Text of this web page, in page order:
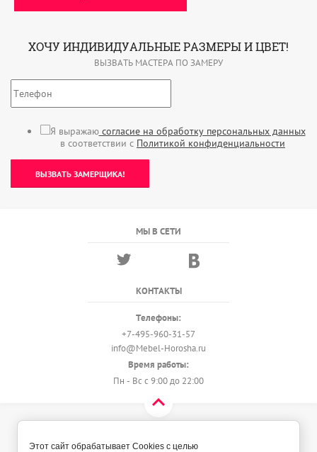
ХОЧУ ИНДИВИДУАЛЬНЫЕ РАЗМЕРЫ И ЦВЕТ!
ВЫЗВАТЬ МАСТЕРА ПО ЗАМЕРУ
Я выражаюсогласие на обработку персональных данных
в соответствии с Политикой конфиденциальности
ВЫЗВАТЬ ЗАМЕРЩИКА!
МЫ В СЕТИ
КОНТАКТЫ
Телефоны:
+7-495-960-31-57
info@Mebel-Horosha.ru
Время работы:
Пн - Вс с 9:00 до 22:00
Политика конфиденциальности
Этот сайт обрабатывает Cookies с целью